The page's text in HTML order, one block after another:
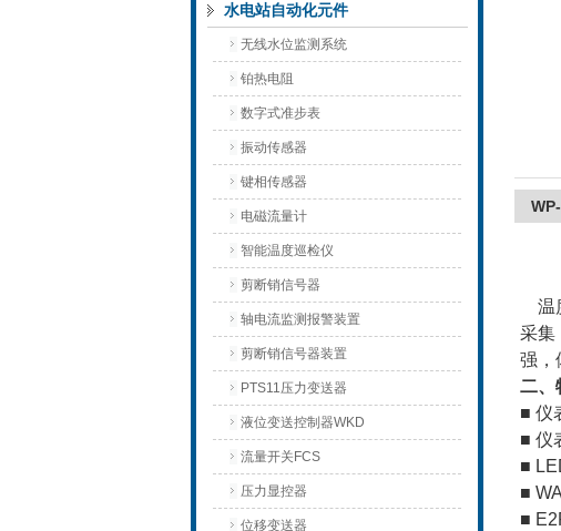
水电站自动化元件
无线水位监测系统
铂热电阻
数字式准步表
振动传感器
键相传感器
电磁流量计
智能温度巡检仪
剪断销信号器
轴电流监测报警装置
剪断销信号器装置
PTS11压力变送器
液位变送控制器WKD
流量开关FCS
压力显控器
位移变送器
温
采集
强，
二、
■ 仪
■ 仪
■
■
■